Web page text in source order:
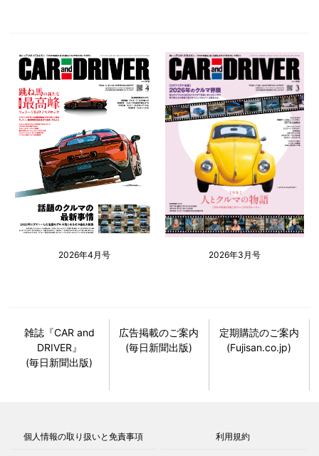
2026年4月号 2026年3月号
雑誌『CAR and
DRIVER』
(毎日新聞出版)
広告掲載のご案内
(毎日新聞出版)
定期購読のご案内
(Fujisan.co.jp)
個人情報の取り扱いと免責事項 利用規約